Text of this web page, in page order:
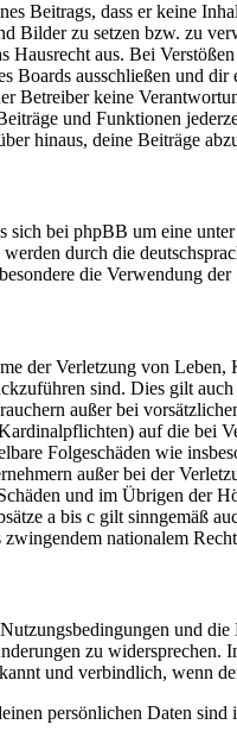
Beitrags, dass er keine
Bilder zu setzen bzw. zu
Hausrecht aus. Bei
Boards ausschließen und dir
Betreiber keine
und Funktionen
hinaus, deine Beiträge
sich bei phpBB um eine unter
durch die
die Verwendung
der Verletzung von
sind. Dies gilt
außer bei
auf die bei
Folgeschäden wie
außer bei der
und im Übrigen der
a bis c gilt sinngemäß
nationalem
und
zu widersprechen.
und verbindlich, wenn
persönlichen Daten sind